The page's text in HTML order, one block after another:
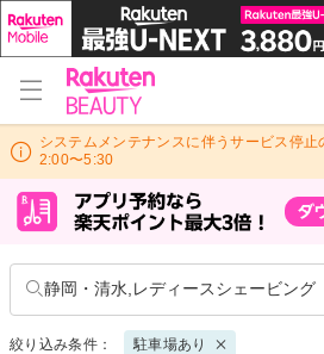
システムメンテナンスに伴うサービス停
2:00〜5:30
静岡・清水,レディースシェービング
絞り込み条件： 駐車場あり